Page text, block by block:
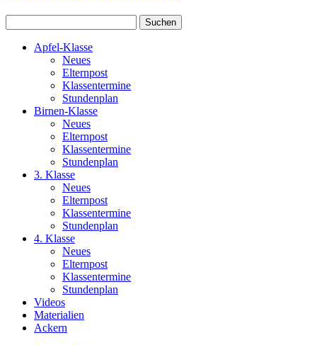
Apfel-Klasse
Neues
Elternpost
Klassentermine
Stundenplan
Birnen-Klasse
Neues
Elternpost
Klassentermine
Stundenplan
3. Klasse
Neues
Elternpost
Klassentermine
Stundenplan
4. Klasse
Neues
Elternpost
Klassentermine
Stundenplan
Videos
Materialien
Ackern